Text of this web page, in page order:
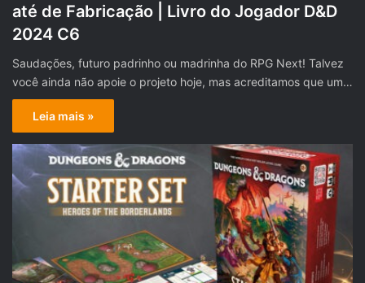
até de Fabricação | Livro do Jogador D&D
2024 C6
Saudações, futuro padrinho ou madrinha do RPG Next! Talvez
você ainda não apoie o projeto hoje, mas acreditamos que um…
Leia mais »